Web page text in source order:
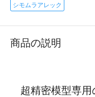
シモムラアレック
商品の説明
超精密模型専